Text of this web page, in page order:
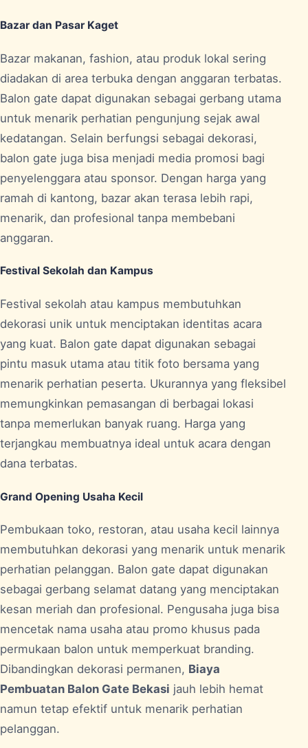
Bazar dan Pasar Kaget
Bazar makanan, fashion, atau produk lokal sering
diadakan di area terbuka dengan anggaran terbatas.
Balon gate dapat digunakan sebagai gerbang utama
untuk menarik perhatian pengunjung sejak awal
kedatangan. Selain berfungsi sebagai dekorasi,
balon gate juga bisa menjadi media promosi bagi
penyelenggara atau sponsor. Dengan harga yang
ramah di kantong, bazar akan terasa lebih rapi,
menarik, dan profesional tanpa membebani
anggaran.
Festival Sekolah dan Kampus
Festival sekolah atau kampus membutuhkan
dekorasi unik untuk menciptakan identitas acara
yang kuat. Balon gate dapat digunakan sebagai
pintu masuk utama atau titik foto bersama yang
menarik perhatian peserta. Ukurannya yang fleksibel
memungkinkan pemasangan di berbagai lokasi
tanpa memerlukan banyak ruang. Harga yang
terjangkau membuatnya ideal untuk acara dengan
dana terbatas.
Grand Opening Usaha Kecil
Pembukaan toko, restoran, atau usaha kecil lainnya
membutuhkan dekorasi yang menarik untuk menarik
perhatian pelanggan. Balon gate dapat digunakan
sebagai gerbang selamat datang yang menciptakan
kesan meriah dan profesional. Pengusaha juga bisa
mencetak nama usaha atau promo khusus pada
permukaan balon untuk memperkuat branding.
Dibandingkan dekorasi permanen, Biaya
Pembuatan Balon Gate Bekasi jauh lebih hemat
namun tetap efektif untuk menarik perhatian
pelanggan.